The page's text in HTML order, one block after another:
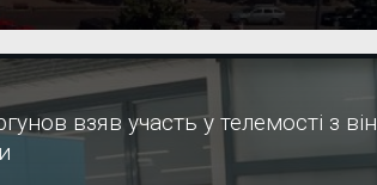
взяв участь у телемості з